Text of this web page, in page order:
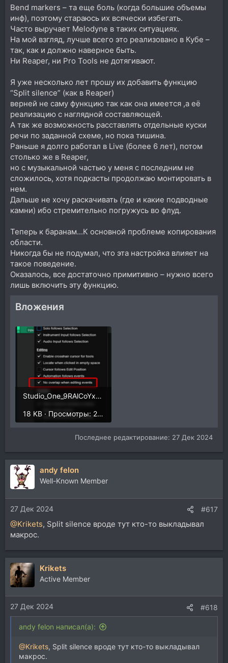
Bend markers – та еще боль (когда большие объемы
инф), поэтому стараюсь их всячески избегать.
Часто выручает Melodyne в таких ситуациях.
На мой взгляд, лучше всего это реализовано в Кубе –
так, как и должно наверное быть.
Ни Reaper, ни Pro Tools не дотягивают.
Я уже несколько лет прошу их добавить функцию
“Split silence” (как в Reaper)
верней не саму функцию так как она имеется ,а её
реализацию с наглядной составляющей.
А так же возможность расставлять отдельные куски
речи по заданной схеме, но пока тишина.
Раньше я долго работал в Live (более 6 лет), потом
столько же в Reaper,
но с музыкальной частью у меня с последним не
сложилось, хотя подкасты продолжаю монтировать в
нем.
Дальше не хочу раскачивать (где и какие подводные
камни) ибо стремительно погружусь во флуд.
Теперь к баранам...К основной проблеме копирования
области.
Никогда бы не подумал, что эта настройка влияет на
такое поведение.
Оказалось, все достаточно примитивно – нужно всего
лишь включить эту функцию.
Вложения
Studio_One_9RAlCoYxZs.png
18 KB · Просмотры: 277
Последнее редактирование: 27 Дек 2024
andy felon
Well-Known Member
27 Дек 2024 #617
@Krikets, Split silence вроде тут кто-то выкладывал
макрос.
Krikets
Active Member
27 Дек 2024 #618
andy felon написал(а):
@Krikets, Split silence вроде тут кто-то выкладывал
макрос.